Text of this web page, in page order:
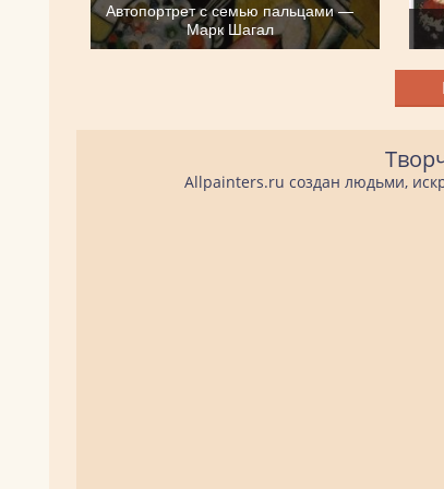
Автопортрет с семью пальцами —
Марк Шагал
Allpainters.ru создан людьми,